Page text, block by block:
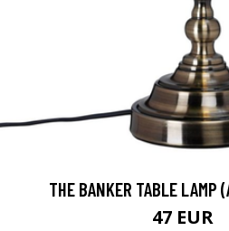
THE BANKER TABLE LAMP
47 EUR